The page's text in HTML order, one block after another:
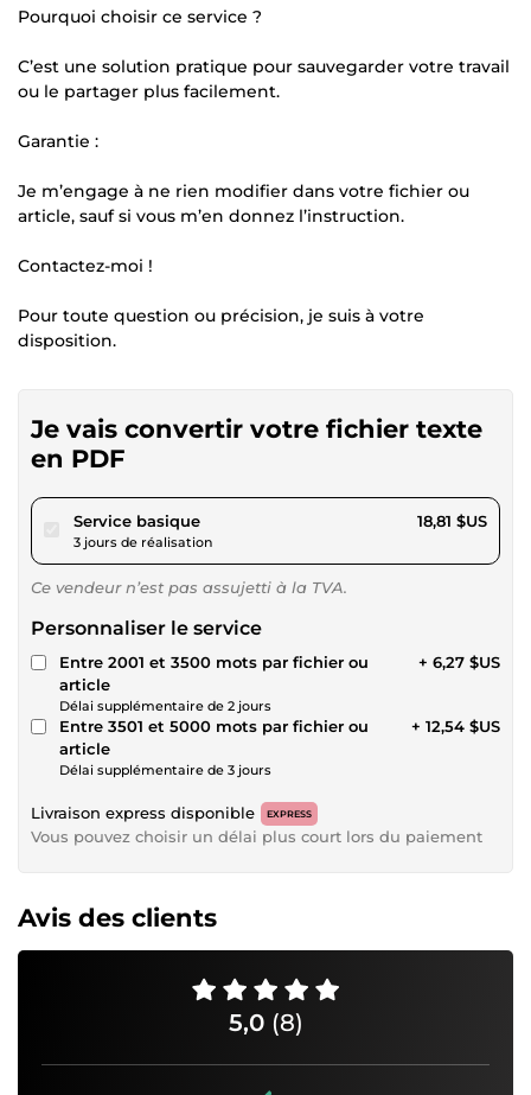
Pourquoi choisir ce service ?
C’est une solution pratique pour sauvegarder votre travail
ou le partager plus facilement.
Garantie :
Je m’engage à ne rien modifier dans votre fichier ou
article, sauf si vous m’en donnez l’instruction.
Contactez-moi !
Pour toute question ou précision, je suis à votre
disposition.
Je vais convertir votre fichier texte
en PDF
Service basiquepour 17,34 $US
3 jours de réalisation
18,81 $US
Ce vendeur n’est pas assujetti à la TVA.
Personnaliser le service
Entre 2001 et 3500 mots par fichier ou
article
Délai supplémentaire de 2 jours
+ 6,27 $US
Entre 3501 et 5000 mots par fichier ou
article
Délai supplémentaire de 3 jours
+ 12,54 $US
Livraison express disponible EXPRESS
Vous pouvez choisir un délai plus court lors du paiement
Avis des clients
5,0 (8)